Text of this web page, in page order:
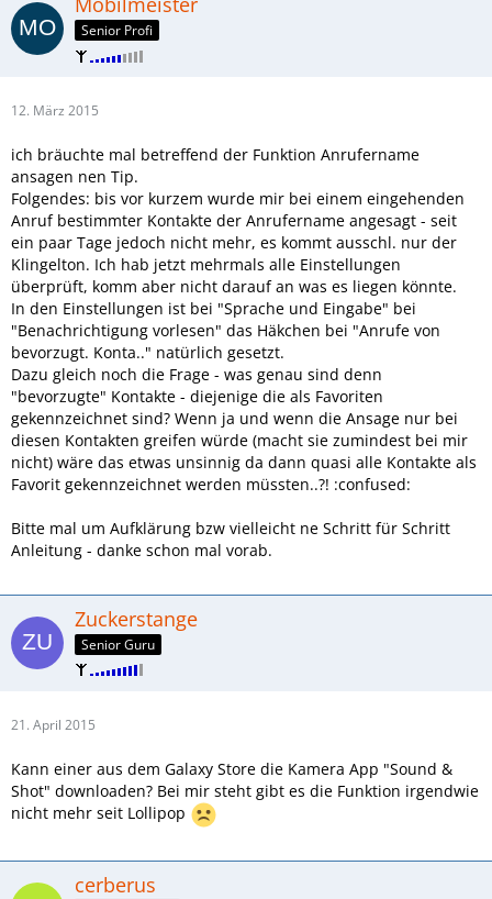
Senior Profi
12. März 2015
ich bräuchte mal betreffend der Funktion Anrufername
ansagen nen Tip.
Folgendes: bis vor kurzem wurde mir bei einem eingehenden
Anruf bestimmter Kontakte der Anrufername angesagt - seit
ein paar Tage jedoch nicht mehr, es kommt ausschl. nur der
Klingelton. Ich hab jetzt mehrmals alle Einstellungen
überprüft, komm aber nicht darauf an was es liegen könnte.
In den Einstellungen ist bei "Sprache und Eingabe" bei
"Benachrichtigung vorlesen" das Häkchen bei "Anrufe von
bevorzugt. Konta.." natürlich gesetzt.
Dazu gleich noch die Frage - was genau sind denn
"bevorzugte" Kontakte - diejenige die als Favoriten
gekennzeichnet sind? Wenn ja und wenn die Ansage nur bei
diesen Kontakten greifen würde (macht sie zumindest bei mir
nicht) wäre das etwas unsinnig da dann quasi alle Kontakte als
Favorit gekennzeichnet werden müssten..?! :confused:
Bitte mal um Aufklärung bzw vielleicht ne Schritt für Schritt
Anleitung - danke schon mal vorab.
Zuckerstange
Senior Guru
21. April 2015
Kann einer aus dem Galaxy Store die Kamera App "Sound &
Shot" downloaden? Bei mir steht gibt es die Funktion irgendwie
nicht mehr seit Lollipop
cerberus